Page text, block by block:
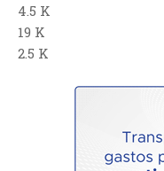
4.5 K
19 K
2.5 K